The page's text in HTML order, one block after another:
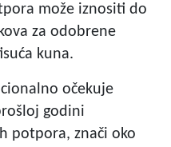
može iznositi do
za odobrene
kuna.
očekuje
godini
potpora, znači oko